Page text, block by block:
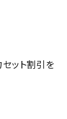
セット割引を